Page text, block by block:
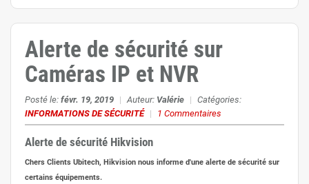
Alerte de sécurité sur
Caméras IP et NVR
Posté le: févr. 19, 2019 | Auteur: Valérie | Catégories:
INFORMATIONS DE SÉCURITÉ | 1 Commentaires
Alerte de sécurité Hikvision
Chers Clients Ubitech, Hikvision nous informe d'une alerte de sécurité sur
certains équipements.